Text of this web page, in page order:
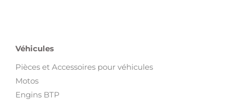
Véhicules
Pièces et Accessoires pour véhicules
Motos
Engins BTP